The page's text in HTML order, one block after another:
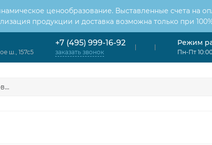
ценообразование. Выставленные счета на
продукции и доставка возможна только при
ш., 157с5
+7 (495) 999-16-92
заказать звонок
Режим
Пн-Пт